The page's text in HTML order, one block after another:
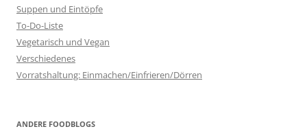
Suppen und Eintöpfe
To-Do-Liste
Vegetarisch und Vegan
Verschiedenes
Vorratshaltung: Einmachen/Einfrieren/Dörren
ANDERE FOODBLOGS